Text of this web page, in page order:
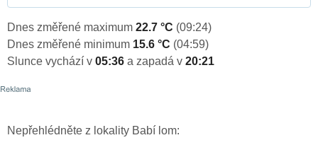
Dnes změřené maximum 22.7 °C (09:24)
Dnes změřené minimum 15.6 °C (04:59)
Slunce vychází v 05:36 a zapadá v 20:21
Nepřehlédněte z lokality Babí lom: